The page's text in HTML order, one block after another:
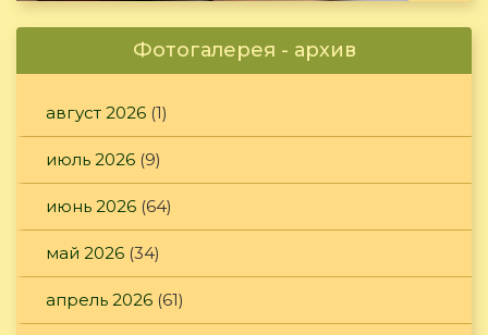
Фотогалерея - архив
август 2026 (1)
июль 2026 (9)
июнь 2026 (64)
май 2026 (34)
апрель 2026 (61)